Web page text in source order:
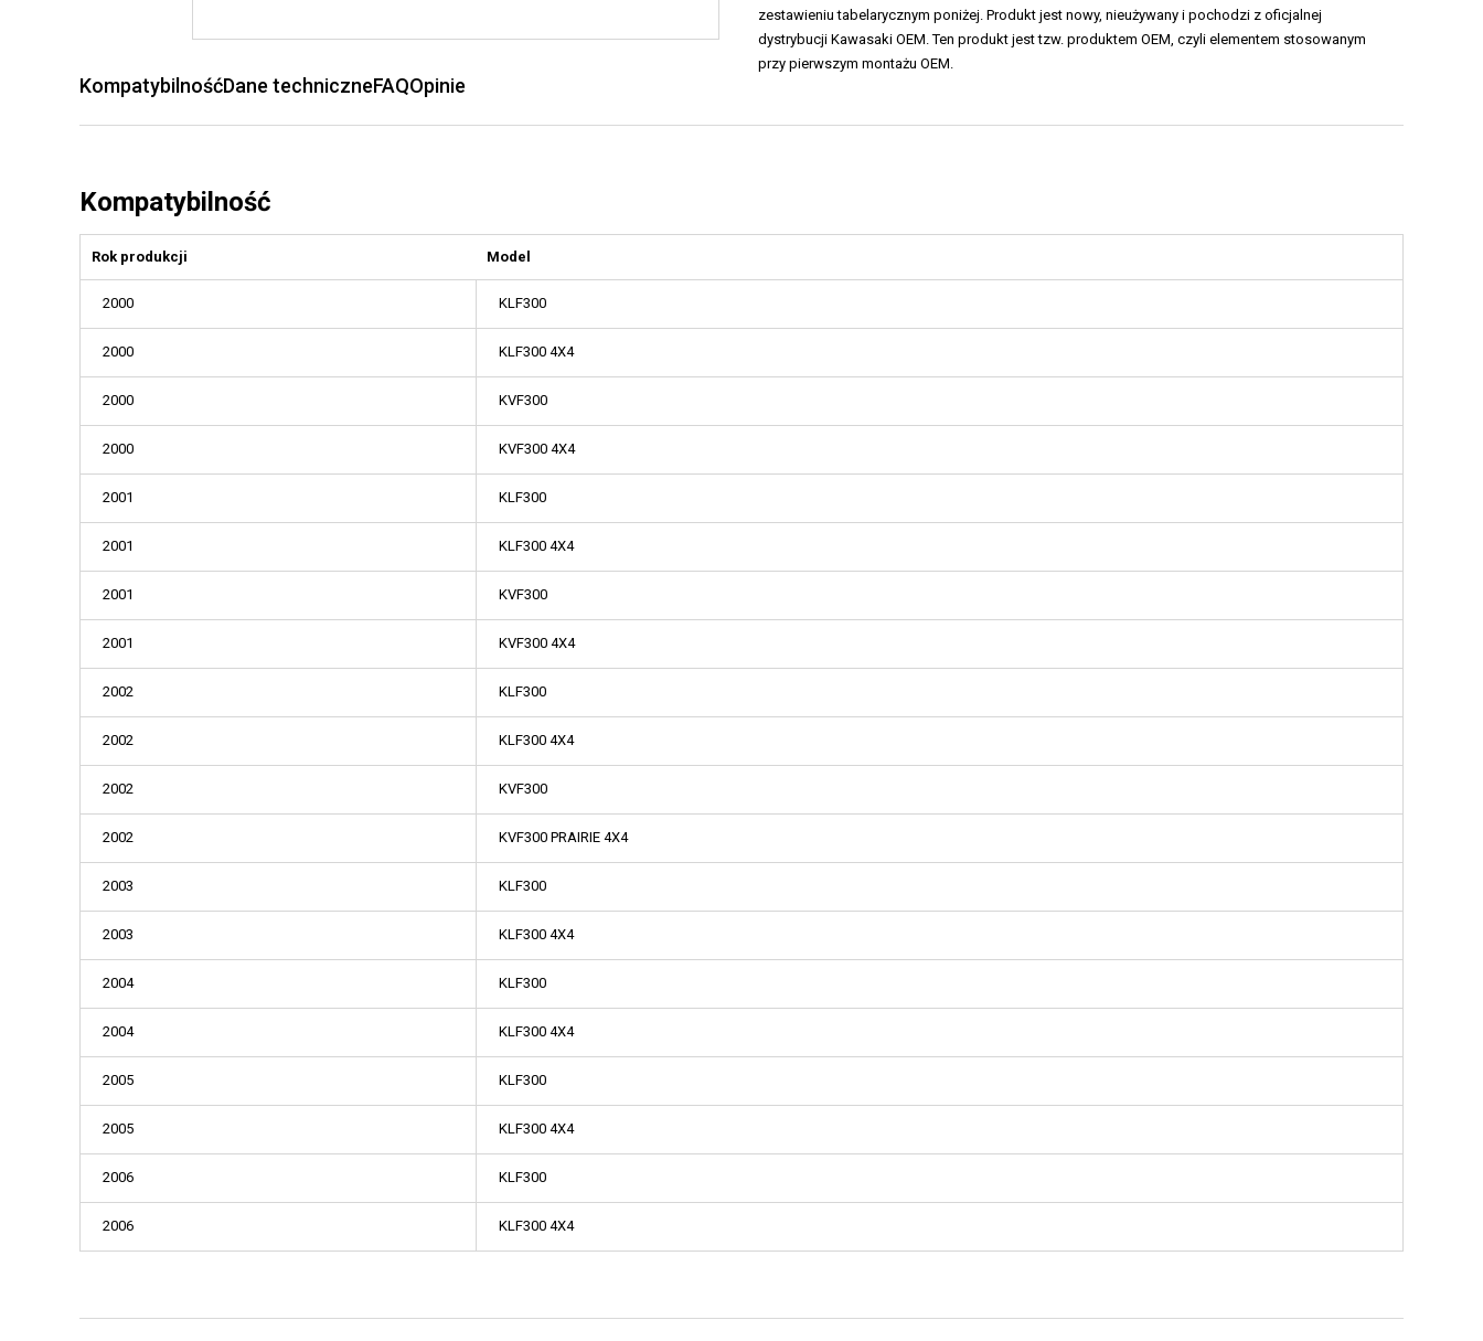
zestawieniu tabelarycznym poniżej. Produkt jest nowy, nieużywany i pochodzi z oficjalnej
dystrybucji Kawasaki OEM. Ten produkt jest tzw. produktem OEM, czyli elementem stosowanym
przy pierwszym montażu OEM.
KompatybilnośćDane techniczneFAQOpinie
Kompatybilność
Rok produkcji Model
2000 KLF300
2000 KLF300 4X4
2000 KVF300
2000 KVF300 4X4
2001 KLF300
2001 KLF300 4X4
2001 KVF300
2001 KVF300 4X4
2002 KLF300
2002 KLF300 4X4
2002 KVF300
2002 KVF300 PRAIRIE 4X4
2003 KLF300
2003 KLF300 4X4
2004 KLF300
2004 KLF300 4X4
2005 KLF300
2005 KLF300 4X4
2006 KLF300
2006 KLF300 4X4